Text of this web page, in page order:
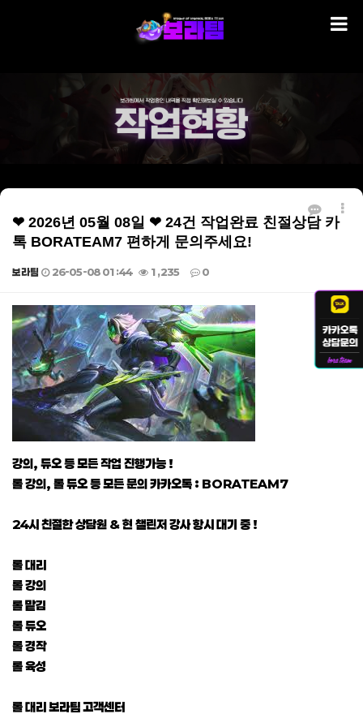
❤ 2026년 05월 08일 ❤ 24건 작업완료 친절상담 카
톡 BORATEAM7 편하게 문의주세요!
보라팀 26-05-08 01:44 1,235 0
본문
강의, 듀오 등 모든 작업 진행가능 !
롤 강의, 롤 듀오 등 모든 문의 카카오톡 : BORATEAM7
24시 친절한 상담원 & 현 챌린저 강사 항시 대기 중 !
롤 대리
롤 강의
롤 맡김
롤 듀오
롤 경작
롤 육성
롤 대리 보라팀 고객센터